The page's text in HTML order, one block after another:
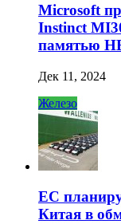
Microsoft
Instinct
памятью
Дек 11, 2024
Железо
ЕС
Китая в